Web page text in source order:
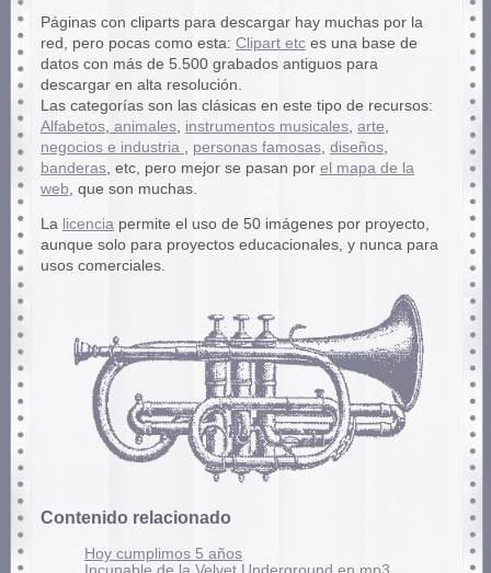
Páginas con cliparts para descargar hay muchas por la
red, pero pocas como esta: Clipart etces una base de
datos con más de 5.500 grabados antiguos para
descargar en alta resolución.
Las categorías son las clásicas en este tipo de recursos:
Alfabetos, animales, instrumentos musicales, arte
negocios e industria
personas famosas, diseños,
banderas, etc, pero mejor se pasan por el mapa de la
web , que son muchas.
La licenciapermite el uso de 50 imágenes por proyecto,
aunque solo para proyectos educacionales, y nunca para
usos comerciales.
Contenido relacionado
Hoy cumplimos 5 años